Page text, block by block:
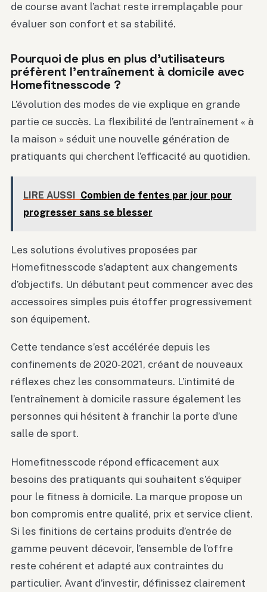
de course avant l’achat reste irremplaçable pour
évaluer son confort et sa stabilité.
Pourquoi de plus en plus d’utilisateurs
préfèrent l’entraînement à domicile avec
Homefitnesscode ?
L’évolution des modes de vie explique en grande
partie ce succès. La flexibilité de l’entraînement « à
la maison » séduit une nouvelle génération de
pratiquants qui cherchent l’efficacité au quotidien.
LIRE AUSSI Combien de fentes par jour pour
progresser sans se blesser
Les solutions évolutives proposées par
Homefitnesscode s’adaptent aux changements
d’objectifs. Un débutant peut commencer avec des
accessoires simples puis étoffer progressivement
son équipement.
Cette tendance s’est accélérée depuis les
confinements de 2020-2021, créant de nouveaux
réflexes chez les consommateurs. L’intimité de
l’entraînement à domicile rassure également les
personnes qui hésitent à franchir la porte d’une
salle de sport.
Homefitnesscode répond efficacement aux
besoins des pratiquants qui souhaitent s’équiper
pour le fitness à domicile. La marque propose un
bon compromis entre qualité, prix et service client.
Si les finitions de certains produits d’entrée de
gamme peuvent décevoir, l’ensemble de l’offre
reste cohérent et adapté aux contraintes du
particulier. Avant d’investir, définissez clairement